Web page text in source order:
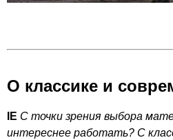
О классике и
IE С точки зрения выбора
интереснее работать? С